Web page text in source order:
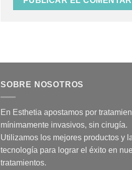
SOBRE NOSOTROS
En Esthetia apostamos por
mínimamente invasivos, sin cirugía.
Utilizamos los mejores productos y
tecnología para lograr el éxito en
tratamientos.